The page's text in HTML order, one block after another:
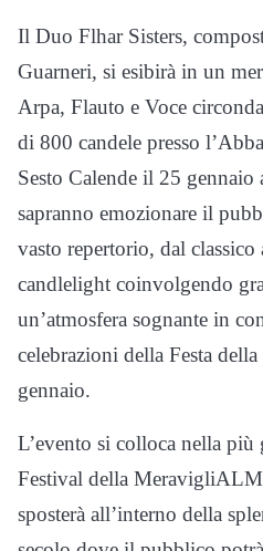
Il Duo Flhar Sisters,
Guarneri, si esibirà in un
Arpa, Flauto e Voce
di 800 candele presso
Sesto Calende il 25
sapranno emozionare il
vasto repertorio, dal
candlelight coinvolgendo
un’atmosfera sognante in
celebrazioni della Festa
gennaio.
L’evento si colloca nella più
Festival della
sposterà all’interno della